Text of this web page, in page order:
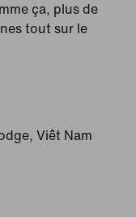
ça, plus de
tout sur le
Viêt Nam